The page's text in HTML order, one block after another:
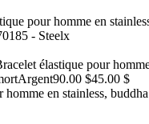
élastique pour
Argent90.00 $45.00 $